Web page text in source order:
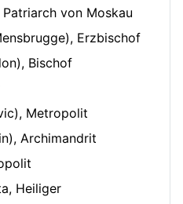
von Moskau
Erzbischof
Bischof
Metropolit
Archimandrit
Heiliger